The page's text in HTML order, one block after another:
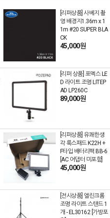
[리퍼상품] 사베지 촬
영 배경지1.36m x 1
1m #20 SUPER BLA
CK
45,000원
[리퍼 상품] 포멕스 LE
D 라이트 조명 LITEP
AD LP260C
89,000원
[리퍼상품] 유쾌한생
각 룩스패드 K22H +
F타입 배터리팩 BB-6
[AC 어댑터 미포함]
45,000원
[전시상품] 엘린크롬
조명 라이트 스탠드 1
개 - EL30162 [가방포